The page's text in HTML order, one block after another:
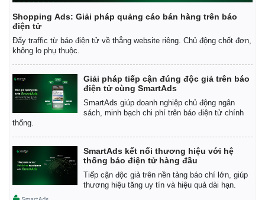
Kinh tế
Bất động sản
Khởi nghiệp
Thị trường
Giá vàng
Tỷ giá
Shopping Ads: Giải pháp quảng cáo bán hàng trên báo
điện tử
Đẩy traffic từ báo điện tử về thẳng website riêng. Chủ động chốt đơn,
không lo phụ thuộc.
Giải pháp tiếp cận đúng độc giả trên báo
điện tử cùng SmartAds
SmartAds giúp doanh nghiệp chủ động ngân
sách, minh bạch chi phí trên báo điện tử chính
thống.
SmartAds kết nối thương hiệu với hệ
thống báo điện tử hàng đầu
Tiếp cận độc giả trên nền tảng báo chí lớn, giúp
thương hiệu tăng uy tín và hiệu quả dài hạn.